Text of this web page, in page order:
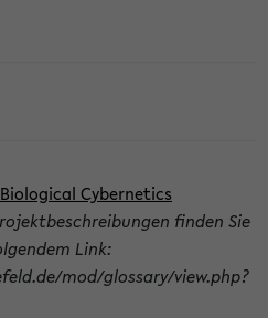
Cybernetics
finden Sie
Link:
mod/glossary/view.php?